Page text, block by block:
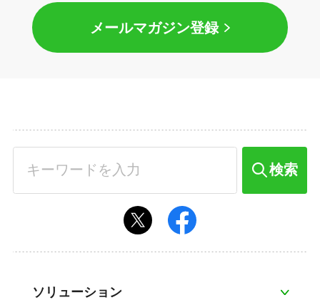
メールマガジン登録
検索
ソリューション